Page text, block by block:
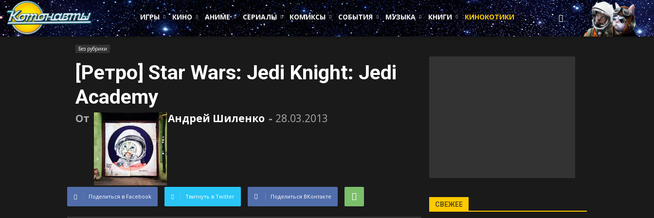
Котонавты
ИГРЫ
КИНО АНИМЕ СЕРИАЛЫ КОМИКСЫ СОБЫТИЯ МУЗЫКА КНИГИ КИНОКОТИКИ
Без рубрики
[Ретро] Star Wars: Jedi Knight: Jedi
Academy
От Андрей Шиленко - 28.03.2013
Поделиться в Facebook Твитнуть в Twitter Поделиться ВКонтакте
СВЕЖЕЕ